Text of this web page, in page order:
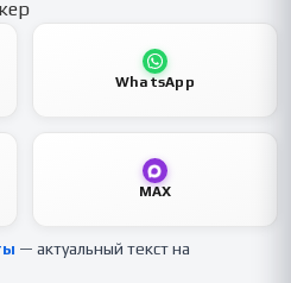
WhatsApp
MAX
— актуальный текст на